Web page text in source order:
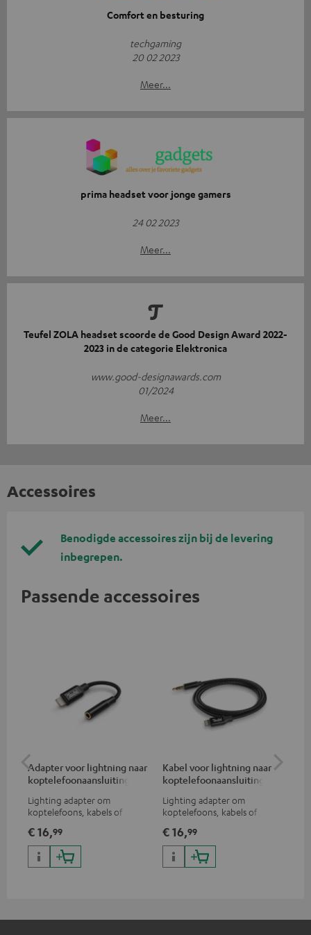
Comfort en besturing
techgaming
20 02 2023
Meer...
prima headset voor jonge gamers
24 02 2023
Meer...
Teufel ZOLA headset scoorde de Good Design Award 2022-
2023 in de categorie Elektronica
www.good-designawards.com
01/2024
Meer...
Accessoires
Benodigde accessoires zijn bij de levering
inbegrepen.
Passende accessoires
Adapter voor lightning naar
koptelefoonaansluiting
Lighting adapter om
koptelefoons, kabels of
jack plug aan te sluiten op
iPhone, iPad, iPod etc., MFI
gecertificeerd, 100%
compatibel
€ 16,99
Kabel voor lightning naar
koptelefoonaansluiting
Lighting adapter om
koptelefoons, kabels of
jack plug aan te sluiten op
iPhone, iPad, iPod etc., MFI
gecertificeerd, 100%
compatibel
€ 16,99